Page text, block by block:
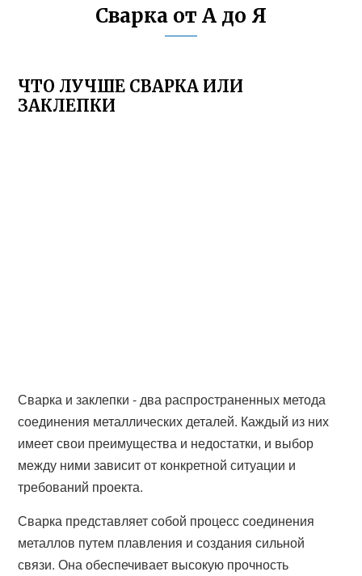
Сварка от А до Я
ЧТО ЛУЧШЕ СВАРКА ИЛИ
ЗАКЛЕПКИ
Сварка и заклепки - два распространенных метода
соединения металлических деталей. Каждый из них
имеет свои преимущества и недостатки, и выбор
между ними зависит от конкретной ситуации и
требований проекта.
Сварка представляет собой процесс соединения
металлов путем плавления и создания сильной
связи. Она обеспечивает высокую прочность